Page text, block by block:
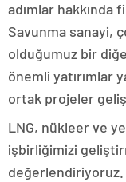
adımlar hakkında
Savunma sanayi,
olduğumuz bir
önemli yatırımlar
ortak projeler
LNG, nükleer ve
işbirliğimizi
değerlendiriyoruz.